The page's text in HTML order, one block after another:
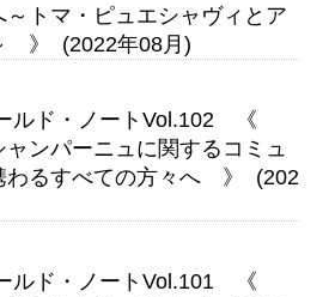
～トマ・ピュエシャヴィとア
》 (2022年08月)
ルド・ノートVol.102 《
ンパーニュに関するコミュ
わるすべての方々へ 》 (202
ルド・ノートVol.101 《